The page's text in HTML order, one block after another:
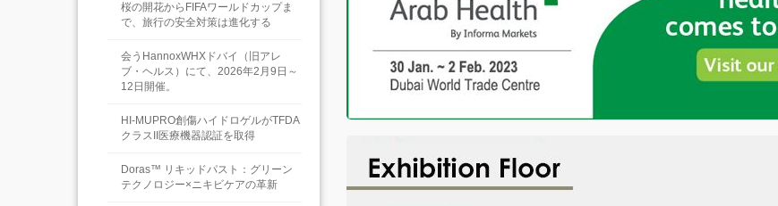
桜の開花からFIFAワールドカップま
で、旅行の安全対策は進化する
会うHannoxWHXドバイ（旧アレ
ブ・ヘルス）にて、2026年2月9日～
12日開催。
HI-MUPRO創傷ハイドロゲルがTFDA
クラスII医療機器認証を取得
Doras™ リキッドパスト：グリーン
テクノロジー×ニキビケアの革新